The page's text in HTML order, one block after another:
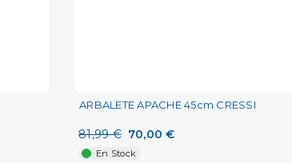
ARBALETE APACHE 45cm CRESSI
81,99 € 70,00 €
En Stock